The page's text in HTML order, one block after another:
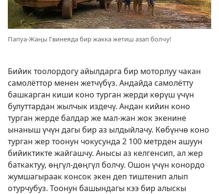
Папуа-Жаңы Гвинеяда бир жакка жетиш азап болчу!
Бийик тоолордогу айылдарга бир моторлуу чакан
самолёттор менен жетчүбүз. Андайда самолётту
башкарган киши коно турган жерди көрүш үчүн
булуттардан жылчык издечү. Андан кийин коно
турган жерде балдар же мал-жан жок экенине
ынаныш үчүн дагы бир аз ылдыйлачу. Көбүнчө коно
турган жер тоонун чокусунда 2 100 метрден ашуун
бийиктикте жайгашчу. Анысы аз келгенсип, ал жер
баткактуу, өңгүл-дөңгүл болчу. Ошон үчүн конордо
жумшагыраак консок экен деп тиштенип алып
отурчубуз. Тоонун башындагы кээ бир алыскы